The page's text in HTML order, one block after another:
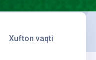
Xufton vaqti